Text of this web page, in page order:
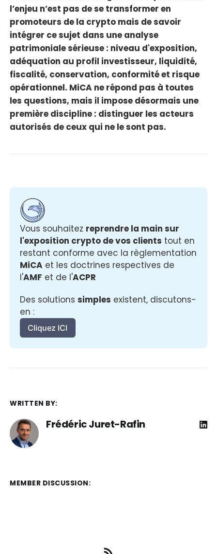
l’enjeu n’est pas de se transformer en
promoteurs de la crypto mais de savoir
intégrer ce sujet dans une analyse
patrimoniale sérieuse : niveau d'exposition,
adéquation au profil investisseur, liquidité,
fiscalité, conservation, conformité et risque
opérationnel. MiCA ne répond pas à toutes
les questions, mais il impose désormais une
première discipline : distinguer les acteurs
autorisés de ceux qui ne le sont pas.
Vous souhaitez reprendre la main sur
l'exposition crypto de vos clients tout en
MiCA et les doctrines respectives de
l'AMF et de l'ACPR
Des solutions simples existent, discutons-
en :
Cliquez ICI
WRITTEN BY:
Frédéric Juret-Rafin
MEMBER DISCUSSION: